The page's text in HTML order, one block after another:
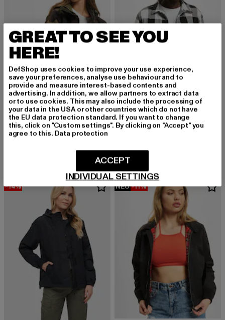
BRANDIT
Ladies Windbreaker
BRANDIT
Lumber
-14% NEU -11%
GREAT TO SEE YOU
HERE!
DefShop uses cookies to improve your use experience,
save your preferences, analyse use behaviour and to
provide and measure interest-based contents and
advertising. In addition, we allow partners to extract data
or to use cookies. This may also include the processing of
your data in the USA or other countries which do not have
the EU data protection standard. If you want to change
this, click on "Custom settings". By clicking on "Accept" you
agree to this. Data protection
INDIVIDUAL SETTINGS
ACCEPT